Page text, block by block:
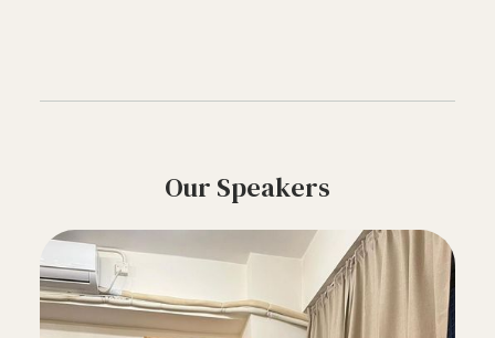
Our Speakers